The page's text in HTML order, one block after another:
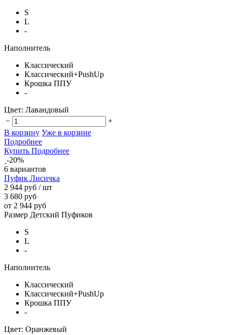
S
L
-
Наполнитель
Классический
Классический+PushUp
Крошка ППУ
-
Цвет: Лавандовый
−
+
В корзину Уже в корзине
Подробнее
Купить Подробнее
-20%
6 вариантов
Пуфик Лисичка
2 944 руб / шт
3 680 руб
от 2 944 руб
Размер Детский Пуфиков
S
L
-
Наполнитель
Классический
Классический+PushUp
Крошка ППУ
-
Цвет: Оранжевый